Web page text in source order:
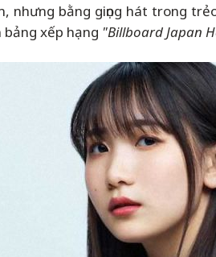
nhưng bằng giọng hát trong
xếp hạng "Billboard Japan